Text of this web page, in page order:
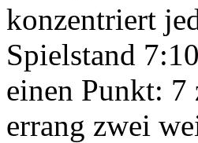
konzentriert
Spielstand
einen Punkt: 7
errang zwei